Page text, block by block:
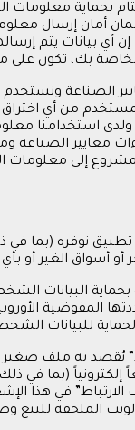
بحماية
أمان إرسال
إن أي بيانات يتم
بك، تكون على
الصناعة
من أي
ولدى استخدامنا
معايير الصناعة
إلى معلومات
نوفره (بما في
أسواق الغير أو
البيانات
المفوضية
للبيانات
” يُقصد به ملف صغير
(بما في
” في هذا
الملحقة للتبع